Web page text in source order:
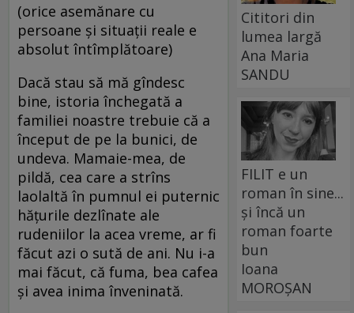
(orice asemănare cu
persoane și situații reale e
absolut întîmplătoare)
Dacă stau să mă gîndesc
bine, istoria închegată a
familiei noastre trebuie că a
început de pe la bunici, de
undeva. Mamaie-mea, de
pildă, cea care a strîns
laolaltă în pumnul ei puternic
hățurile dezlînate ale
rudeniilor la acea vreme, ar fi
făcut azi o sută de ani. Nu i-a
mai făcut, că fuma, bea cafea
și avea inima înveninată.
Cititori din
lumea largă
Ana Maria
SANDU
FILIT e un
roman în sine...
și încă un
roman foarte
bun
Ioana
MOROȘAN